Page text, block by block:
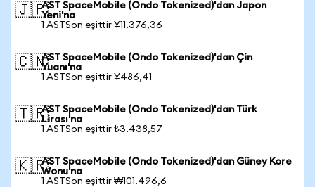
🇯🇵AST SpaceMobile (Ondo Tokenized)'dan Japon
Yeni'na
1 ASTSon eşittir ¥11.376,36
🇨🇳AST SpaceMobile (Ondo Tokenized)'dan Çin
Yuanı'na
1 ASTSon eşittir ¥486,41
🇹🇷AST SpaceMobile (Ondo Tokenized)'dan Türk
Lirası'na
1 ASTSon eşittir ₺3.438,57
🇰🇷AST SpaceMobile (Ondo Tokenized)'dan Güney Kore
Wonu'na
1 ASTSon eşittir ₩101.496,6